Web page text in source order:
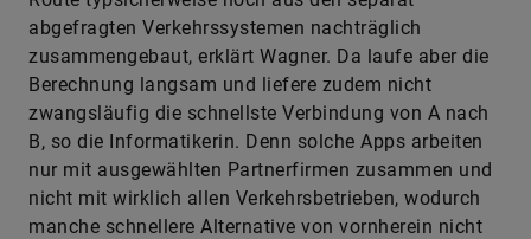
abgefragten Verkehrssystemen nachträglich
zusammengebaut, erklärt Wagner. Da laufe aber die
Berechnung langsam und liefere zudem nicht
zwangsläufig die schnellste Verbindung von A nach
B, so die Informatikerin. Denn solche Apps arbeiten
nur mit ausgewählten Partnerfirmen zusammen und
nicht mit wirklich allen Verkehrsbetrieben, wodurch
manche schnellere Alternative von vornherein nicht